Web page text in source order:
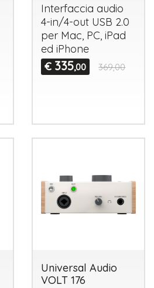
Interfaccia audio
4-in/4-out USB 2.0
per Mac, PC, iPad
ed iPhone
€ 335,00 369,00
Universal Audio
VOLT 176